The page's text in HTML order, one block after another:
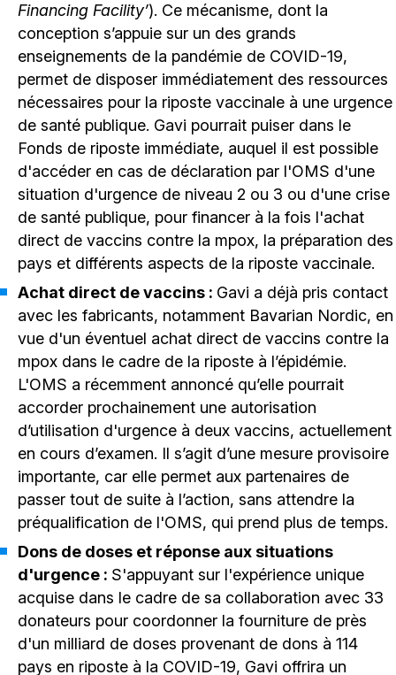
Financing Facility’). Ce mécanisme, dont la
conception s’appuie sur un des grands
enseignements de la pandémie de COVID-19,
permet de disposer immédiatement des ressources
nécessaires pour la riposte vaccinale à une urgence
de santé publique. Gavi pourrait puiser dans le
Fonds de riposte immédiate, auquel il est possible
d'accéder en cas de déclaration par l'OMS d'une
situation d'urgence de niveau 2 ou 3 ou d'une crise
de santé publique, pour financer à la fois l'achat
direct de vaccins contre la mpox, la préparation des
pays et différents aspects de la riposte vaccinale.
Achat direct de vaccins : Gavi a déjà pris contact
avec les fabricants, notamment Bavarian Nordic, en
vue d'un éventuel achat direct de vaccins contre la
mpox dans le cadre de la riposte à l’épidémie.
L'OMS a récemment annoncé qu’elle pourrait
accorder prochainement une autorisation
d’utilisation d'urgence à deux vaccins, actuellement
en cours d’examen. Il s’agit d’une mesure provisoire
importante, car elle permet aux partenaires de
passer tout de suite à l’action, sans attendre la
préqualification de l'OMS, qui prend plus de temps.
Dons de doses et réponse aux situations
d'urgence : S'appuyant sur l'expérience unique
acquise dans le cadre de sa collaboration avec 33
donateurs pour coordonner la fourniture de près
d'un milliard de doses provenant de dons à 114
pays en riposte à la COVID-19, Gavi offrira un